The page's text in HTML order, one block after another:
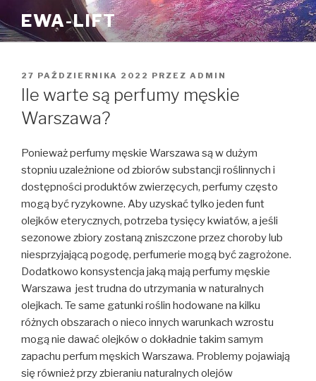
do
treści
EWA-LIFT
OPUBLIKOWANE
W
27 PAŹDZIERNIKA 2022 PRZEZ ADMIN
Ile warte są perfumy męskie
Warszawa?
Ponieważ perfumy męskie Warszawa są w dużym
stopniu uzależnione od zbiorów substancji roślinnych i
dostępności produktów zwierzęcych, perfumy często
mogą być ryzykowne. Aby uzyskać tylko jeden funt
olejków eterycznych, potrzeba tysięcy kwiatów, a jeśli
sezonowe zbiory zostaną zniszczone przez choroby lub
niesprzyjającą pogodę, perfumerie mogą być zagrożone.
Dodatkowo konsystencja jaką mają perfumy męskie
Warszawa jest trudna do utrzymania w naturalnych
olejkach. Te same gatunki roślin hodowane na kilku
różnych obszarach o nieco innych warunkach wzrostu
mogą nie dawać olejków o dokładnie takim samym
zapachu perfum męskich Warszawa. Problemy pojawiają
się również przy zbieraniu naturalnych olejów